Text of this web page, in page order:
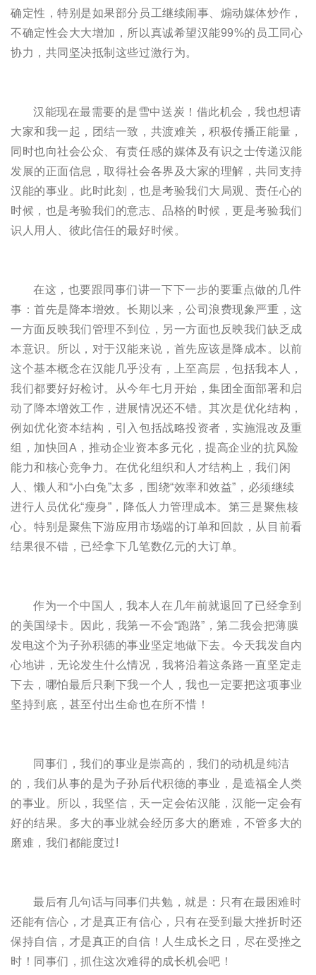
确定性，特别是如果部分员工继续闹事、煽动媒体炒作，
不确定性会大大增加，所以真诚希望汉能99%的员工同心
协力，共同坚决抵制这些过激行为。
汉能现在最需要的是雪中送炭！借此机会，我也想请
大家和我一起，团结一致，共渡难关，积极传播正能量，
同时也向社会公众、有责任感的媒体及有识之士传递汉能
发展的正面信息，取得社会各界及大家的理解，共同支持
汉能的事业。此时此刻，也是考验我们大局观、责任心的
时候，也是考验我们的意志、品格的时候，更是考验我们
识人用人、彼此信任的最好时候。
在这，也要跟同事们讲一下下一步的要重点做的几件
事：首先是降本增效。长期以来，公司浪费现象严重，这
一方面反映我们管理不到位，另一方面也反映我们缺乏成
本意识。所以，对于汉能来说，首先应该是降成本。以前
这个基本概念在汉能几乎没有，上至高层，包括我本人，
我们都要好好检讨。从今年七月开始，集团全面部署和启
动了降本增效工作，进展情况还不错。其次是优化结构，
例如优化资本结构，引入包括战略投资者，实施混改及重
组，加快回A，推动企业资本多元化，提高企业的抗风险
能力和核心竞争力。在优化组织和人才结构上，我们闲
人、懒人和“小白兔”太多，围绕“效率和效益”，必须继续
进行人员优化“瘦身”，降低人力管理成本。第三是聚焦核
心。特别是聚焦下游应用市场端的订单和回款，从目前看
结果很不错，已经拿下几笔数亿元的大订单。
作为一个中国人，我本人在几年前就退回了已经拿到
的美国绿卡。因此，我第一不会“跑路”，第二我会把薄膜
发电这个为子孙积德的事业坚定地做下去。今天我发自内
心地讲，无论发生什么情况，我将沿着这条路一直坚定走
下去，哪怕最后只剩下我一个人，我也一定要把这项事业
坚持到底，甚至付出生命也在所不惜！
同事们，我们的事业是崇高的，我们的动机是纯洁
的，我们从事的是为子孙后代积德的事业，是造福全人类
的事业。所以，我坚信，天一定会佑汉能，汉能一定会有
好的结果。多大的事业就会经历多大的磨难，不管多大的
磨难，我们都能度过!
最后有几句话与同事们共勉，就是：只有在最困难时
还能有信心，才是真正有信心，只有在受到最大挫折时还
保持自信，才是真正的自信！人生成长之日，尽在受挫之
时！同事们，抓住这次难得的成长机会吧！